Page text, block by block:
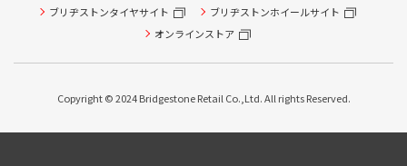
ブリヂストンタイヤサイト
ブリヂストンホイールサイト
オンラインストア
Copyright © 2024 Bridgestone Retail Co.,Ltd. All rights Reserved.